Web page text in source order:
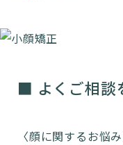
■ よくご相談
〈顔に関するお悩み